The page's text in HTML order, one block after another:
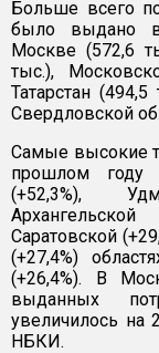
Больше всего
было выдано в
Москве (572,6
тыс.),
Татарстан
Свердловской
Самые высокие
прошлом году
(+52,3%),
Саратовской
(+27,4%)
(+26,4%). В
выданных
увеличилось на
НБКИ.